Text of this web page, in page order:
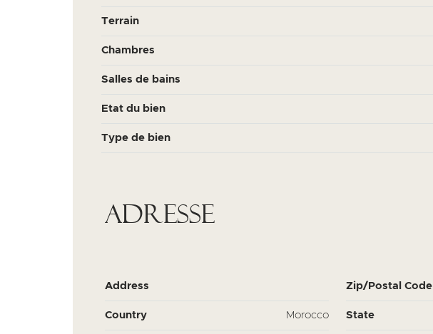
Terrain
Chambres
Salles de bains
Etat du bien
Type de bien
Adresse
Address Zip/Postal Code
Country Morocco State